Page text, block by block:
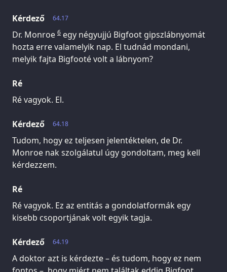
64.17
Kérdező
Dr. Monroe 6 egy négyujjú Bigfoot gipszlábnyomát
hozta erre valamelyik nap. El tudnád mondani,
melyik fajta Bigfooté volt a lábnyom?
Ré
Ré vagyok. El.
64.18
Kérdező
Tudom, hogy ez teljesen jelentéktelen, de Dr.
Monroe nak szolgálatul úgy gondoltam, meg kell
kérdezzem.
Ré
Ré vagyok. Ez az entitás a gondolatformák egy
kisebb csoportjának volt egyik tagja.
64.19
Kérdező
A doktor azt is kérdezte – és tudom, hogy ez nem